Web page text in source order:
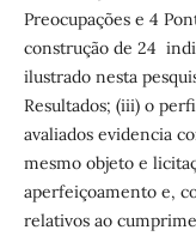
Preocupações e 4
construção de 24
ilustrado nesta
Resultados; (iii) o
avaliados evidencia
mesmo objeto e
aperfeiçoamento e,
relativos ao